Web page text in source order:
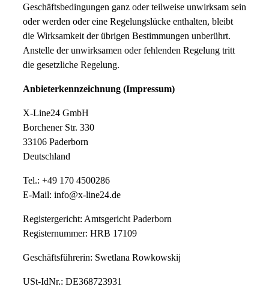
Geschäftsbedingungen ganz oder teilweise unwirksam sein
oder werden oder eine Regelungslücke enthalten, bleibt
die Wirksamkeit der übrigen Bestimmungen unberührt.
Anstelle der unwirksamen oder fehlenden Regelung tritt
die gesetzliche Regelung.
Anbieterkennzeichnung (Impressum)
X-Line24 GmbH
Borchener Str. 330
33106 Paderborn
Deutschland
Tel.: +49 170 4500286
E-Mail: info@x-line24.de
Registergericht: Amtsgericht Paderborn
Registernummer: HRB 17109
Geschäftsführerin: Swetlana Rowkowskij
USt-IdNr.: DE368723931